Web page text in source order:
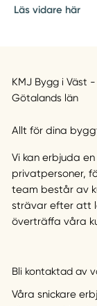
Läs vidare här
KMJ Bygg i Väst
Götalands län
Allt för dina
Vi kan erbjuda
privatpersoner,
team består av
strävar efter att
överträffa våra
Bli kontaktad av
Våra snickare